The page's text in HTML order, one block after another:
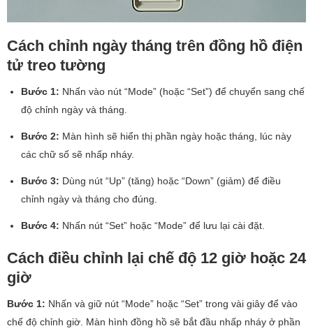
Cách chỉnh ngày tháng trên đồng hồ điện
tử treo tường
Bước 1: Nhấn vào nút “Mode” (hoặc “Set”) để chuyển sang chế
độ chỉnh ngày và tháng.
Bước 2: Màn hình sẽ hiển thị phần ngày hoặc tháng, lúc này
các chữ số sẽ nhấp nháy.
Bước 3: Dùng nút “Up” (tăng) hoặc “Down” (giảm) để điều
chỉnh ngày và tháng cho đúng.
Bước 4: Nhấn nút “Set” hoặc “Mode” để lưu lại cài đặt.
Cách điều chỉnh lại chế độ 12 giờ hoặc 24
giờ
Bước 1: Nhấn và giữ nút “Mode” hoặc “Set” trong vài giây để vào
chế độ chỉnh giờ. Màn hình đồng hồ sẽ bắt đầu nhấp nháy ở phần